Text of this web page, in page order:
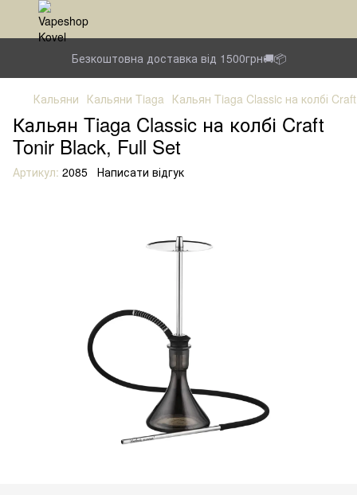
Безкоштовна доставка від 1500грн🚚📦
Кальяни Кальяни Tiaga Кальян Tiaga Classic на колбі
Кальян Tiaga Classic на колбі Craft
Tonir Black, Full Set
Артикул: 2085 Написати відгук